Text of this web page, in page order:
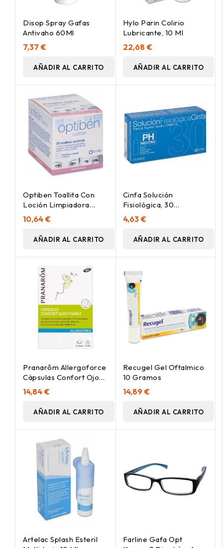
Disop Spray Gafas
Antivaho 60Ml
7,37 €
AÑADIR AL CARRITO
Hylo Parin Colirio
Lubricante, 10 Ml
22,68 €
AÑADIR AL CARRITO
Optiben Toallita Con
Loción Limpiadora
Higiene, 30 Uds
10,64 €
AÑADIR AL CARRITO
Cinfa Solución
Fisiológica, 30
Monodosis
4,63 €
AÑADIR AL CARRITO
Pranarôm Allergoforce
Cápsulas Confort Ojos
Y Nariz 30Caps
14,84 €
AÑADIR AL CARRITO
Recugel Gel Oftalmico
10 Gramos
14,89 €
AÑADIR AL CARRITO
Artelac Splash Esteril
Farline Gafa Opt